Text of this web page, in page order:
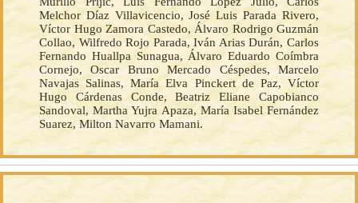
Melchor Díaz Villavicencio, José Luis Parada Rivero,
Víctor Hugo Zamora Castedo, Álvaro Rodrigo Guzmán
Collao, Wilfredo Rojo Parada, Iván Arias Durán, Carlos
Fernando Huallpa Sunagua, Álvaro Eduardo Coímbra
Cornejo, Oscar Bruno Mercado Céspedes, Marcelo
Navajas Salinas, María Elva Pinckert de Paz, Víctor
Hugo Cárdenas Conde, Beatriz Eliane Capobianco
Sandoval, Martha Yujra Apaza, María Isabel Fernández
Suarez, Milton Navarro Mamani.